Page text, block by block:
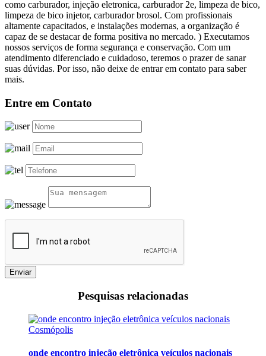
como carburador, injeção eletronica, carburador 2e, limpeza de bico,
limpeza de bico injetor, carburador brosol. Com profissionais
altamente capacitados, e instalações modernas, a organização é
capaz de se destacar de forma positiva no mercado. ) Executamos
nossos serviços de forma segurança e conservação. Com um
atendimento diferenciado e cuidadoso, teremos o prazer de sanar
suas dúvidas. Por isso, não deixe de entrar em contato para saber
mais.
Entre em Contato
Enviar
Pesquisas relacionadas
onde encontro injeção eletrônica veículos nacionais